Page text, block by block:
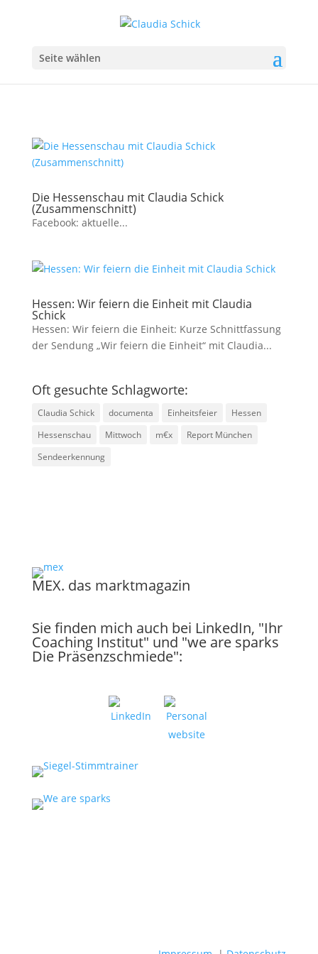
Seite wählen
Die Hessenschau mit Claudia Schick
(Zusammenschnitt)
Facebook: aktuelle...
Hessen: Wir feiern die Einheit mit Claudia
Schick
Hessen: Wir feiern die Einheit: Kurze Schnittfassung
der Sendung „Wir feiern die Einheit“ mit Claudia...
Oft gesuchte Schlagworte:
Claudia Schick documenta Einheitsfeier
Hessen
Hessenschau
Mittwoch m€x
Report München
Sendeerkennung
MEX. das marktmagazin
Sie finden mich auch bei LinkedIn, "Ihr
Coaching Institut" und "we are sparks
Die Präsenzschmiede":